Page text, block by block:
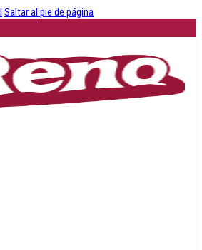
Saltar al pie de página